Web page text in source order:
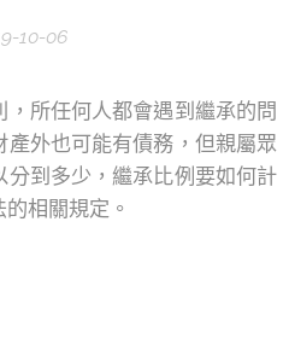
10-06
所任何人都會遇到繼承的問
外也可能有債務，但親屬眾
到多少，繼承比例要如何計
相關規定。